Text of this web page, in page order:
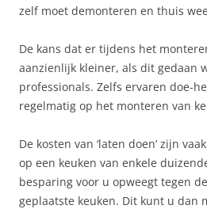
zelf moet demonteren en thuis
De kans dat er tijdens het
aanzienlijk kleiner, als dit gedaan
professionals. Zelfs ervaren doe-
regelmatig op het monteren van
De kosten van ‘laten doen’ zijn
op een keuken van enkele
besparing voor u opweegt tegen
geplaatste keuken. Dit kunt u dan